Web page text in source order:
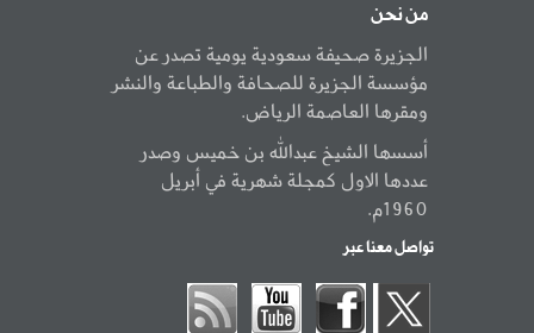
من نحن
الجزيرة صحيفة سعودية يومية تصدر عن
مؤسسة الجزيرة للصحافة والطباعة والنشر
ومقرها العاصمة الرياض.
أسسها الشيخ عبدالله بن خميس وصدر
عددها الاول كمجلة شهرية في أبريل
1960م.
تواصل معنا عبر